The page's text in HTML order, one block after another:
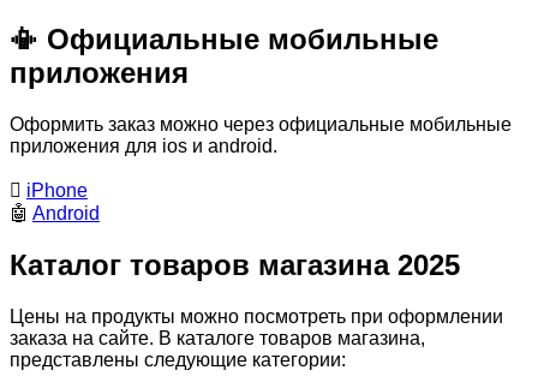
📳 Официальные мобильные
приложения
Оформить заказ можно через официальные мобильные
приложения для ios и android.
 iPhone
🤖 Android
Каталог товаров магазина 2025
Цены на продукты можно посмотреть при оформлении
заказа на сайте. В каталоге товаров магазина,
представлены следующие категории: